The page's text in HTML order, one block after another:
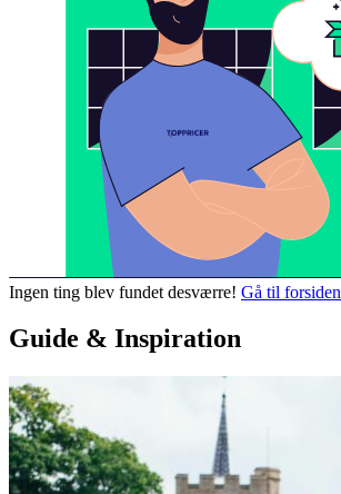
Ingen ting blev fundet desværre! Gå til forsiden
Guide & Inspiration